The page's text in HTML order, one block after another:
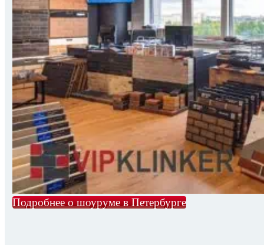
Подробнее о шоуруме в Петербурге